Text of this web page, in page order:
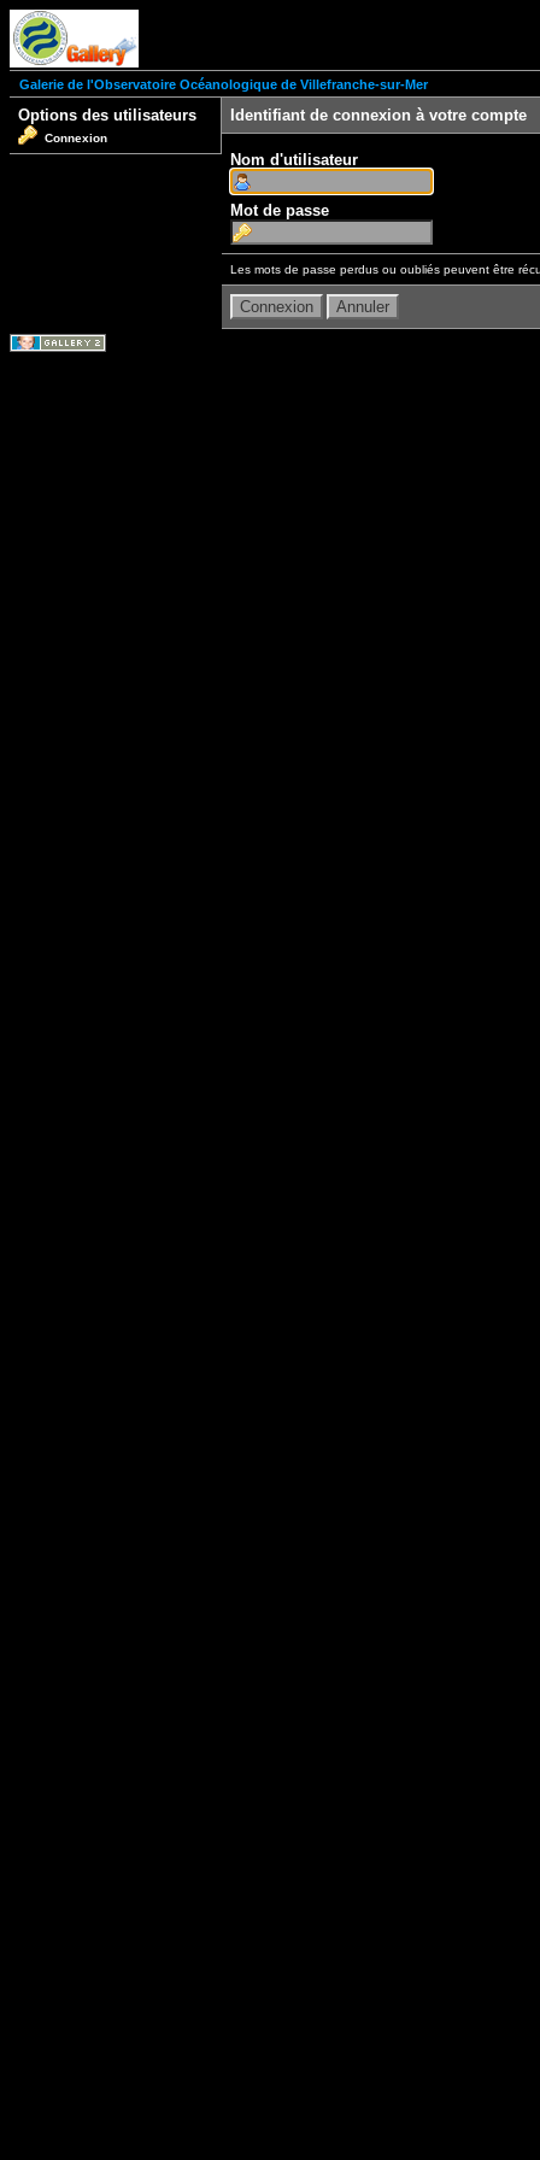
Galerie de l'Observatoire Océanologique de Villefranche-sur-Mer
Options des utilisateurs
Connexion
Identifiant de connexion à votre compte
Nom d'utilisateur
Mot de passe
Les mots de passe perdus ou oubliés peuvent être